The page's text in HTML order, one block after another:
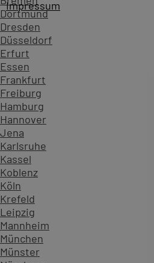
Dortmund
Dresden
Düsseldorf
Erfurt
Essen
Frankfurt
Freiburg
Hamburg
Hannover
Jena
Karlsruhe
Kassel
Koblenz
Köln
Krefeld
Leipzig
Mannheim
München
Münster
Impressum